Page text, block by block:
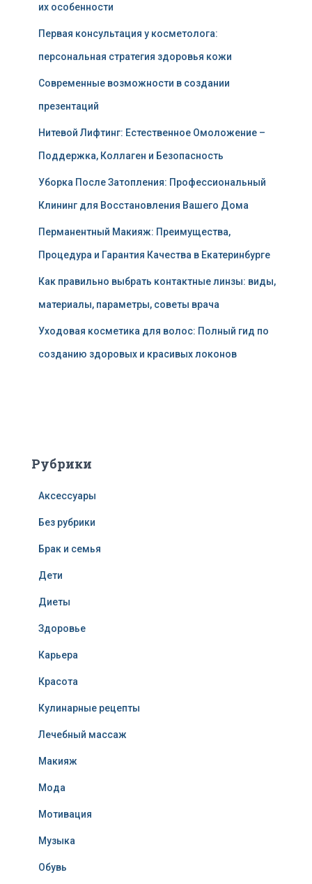
их особенности
Первая консультация у косметолога:
персональная стратегия здоровья кожи
Современные возможности в создании
презентаций
Нитевой Лифтинг: Естественное Омоложение –
Поддержка, Коллаген и Безопасность
Уборка После Затопления: Профессиональный
Клининг для Восстановления Вашего Дома
Перманентный Макияж: Преимущества,
Процедура и Гарантия Качества в Екатеринбурге
Как правильно выбрать контактные линзы: виды,
материалы, параметры, советы врача
Уходовая косметика для волос: Полный гид по
созданию здоровых и красивых локонов
Рубрики
Аксессуары
Без рубрики
Брак и семья
Дети
Диеты
Здоровье
Карьера
Красота
Кулинарные рецепты
Лечебный массаж
Макияж
Мода
Мотивация
Музыка
Обувь